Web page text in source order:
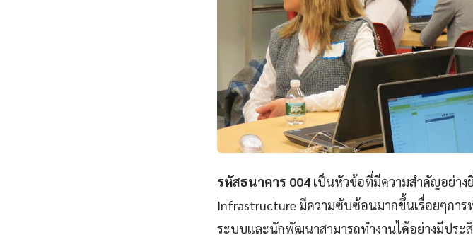
รหัสธนาคาร 004 เป็นหัวข้อที่มีความสำคัญอย่าง
Infrastructure มีความซับซ้อนมากขึ้นเรื่อยๆการ
ระบบและนักพัฒนาสามารถทำงานได้อย่างมีประ